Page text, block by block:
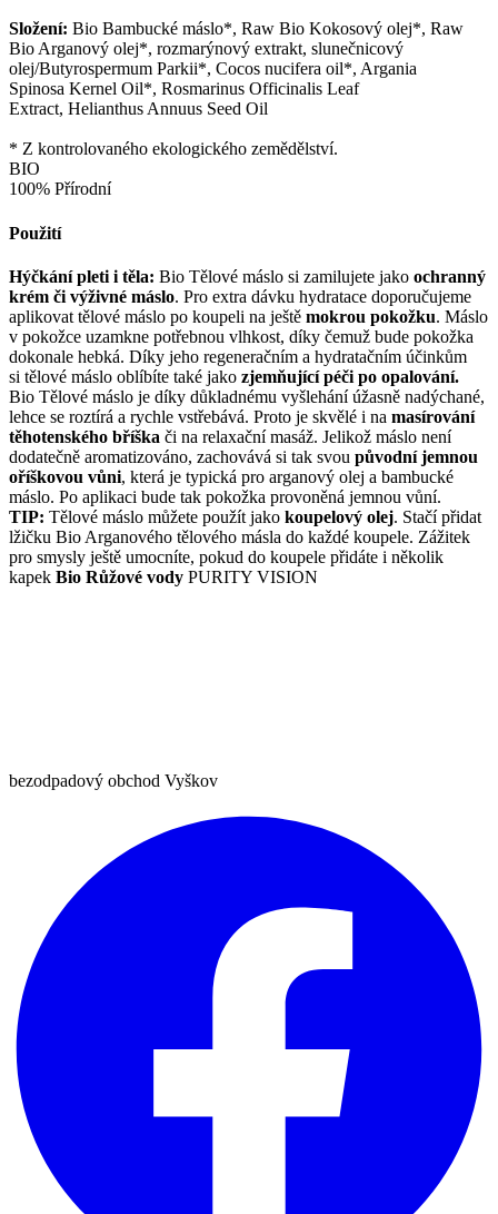
Složení: Bio Bambucké máslo*, Raw Bio Kokosový olej*, Raw
Bio Arganový olej*, rozmarýnový extrakt, slunečnicový
olej/Butyrospermum Parkii*, Cocos nucifera oil*, Argania
Spinosa Kernel Oil*, Rosmarinus Officinalis Leaf
Extract, Helianthus Annuus Seed Oil
* Z kontrolovaného ekologického zemědělství.
BIO
100% Přírodní
Použití
Hýčkání pleti i těla: Bio Tělové máslo si zamilujete jako ochranný
krém či výživné máslo. Pro extra dávku hydratace doporučujeme
aplikovat tělové máslo po koupeli na ještě mokrou pokožku. Máslo
v pokožce uzamkne potřebnou vlhkost, díky čemuž bude pokožka
dokonale hebká. Díky jeho regeneračním a hydratačním účinkům
si tělové máslo oblíbíte také jako zjemňující péči po opalování.
Bio Tělové máslo je díky důkladnému vyšlehání úžasně nadýchané,
lehce se roztírá a rychle vstřebává. Proto je skvělé i na masírování
těhotenského bříška či na relaxační masáž. Jelikož máslo není
dodatečně aromatizováno, zachovává si tak svou původní jemnou
oříškovou vůni, která je typická pro arganový olej a bambucké
máslo. Po aplikaci bude tak pokožka provoněná jemnou vůní.
TIP: Tělové máslo můžete použít jako koupelový olej. Stačí přidat
lžičku Bio Arganového tělového másla do každé koupele. Zážitek
pro smysly ještě umocníte, pokud do koupele přidáte i několik
kapek Bio Růžové vody PURITY VISION
bezodpadový obchod Vyškov